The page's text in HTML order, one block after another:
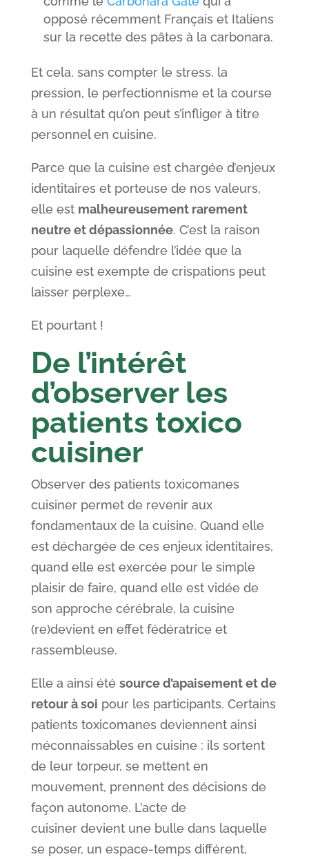
opposé récemment Français et Italiens
sur la recette des pâtes à la carbonara.
Et cela, sans compter le stress, la
pression, le perfectionnisme et la course
à un résultat qu’on peut s’infliger à titre
personnel en cuisine.
Parce que la cuisine est chargée d’enjeux
identitaires et porteuse de nos valeurs,
elle est malheureusement rarement
neutre et dépassionnée. C’est la raison
pour laquelle défendre l’idée que la
cuisine est exempte de crispations peut
laisser perplexe…
Et pourtant !
De l’intérêt
d’observer les
patients toxico
cuisiner
Observer des patients toxicomanes
cuisiner permet de revenir aux
fondamentaux de la cuisine. Quand elle
est déchargée de ces enjeux identitaires,
quand elle est exercée pour le simple
plaisir de faire, quand elle est vidée de
son approche cérébrale, la cuisine
(re)devient en effet fédératrice et
rassembleuse.
Elle a ainsi été source d’apaisement et de
retour à soi pour les participants. Certains
patients toxicomanes deviennent ainsi
méconnaissables en cuisine : ils sortent
de leur torpeur, se mettent en
mouvement, prennent des décisions de
façon autonome. L’acte de
cuisiner devient une bulle dans laquelle
se poser, un espace-temps différent,